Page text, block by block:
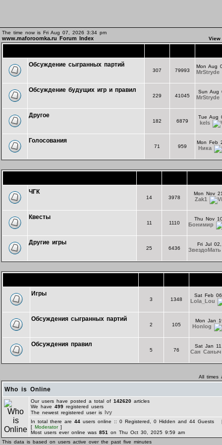
The time now is Fri Aug 07, 2026 3:34 pm
www.maforoomka.ru Forum Index View
Обсуждение сыгранных партий
307 79993
Mon Aug
MrStryde
Обсуждение будущих игр и правил
229 41045
Sun Aug
MrStryde
Другое
182 6879
Tue Aug
kels
Голосования
71 959
Mon Feb
Ника
ЧГК
14 3978
Mon Nov
Zak1
Квесты
11 1110
Thu Nov
Бонимир
Другие игры
25 6436
Fri Jul
ЗвездоМать
Игры
3 1348
Sat Feb
Lola_Lou
Обсуждения сыгранных партий
2 105
Mon Jan
Honlog
Обсуждения правил
5 76
Sat Jan
Сан Саныч
All times
Who is Online
Our users have posted a total of 142620 articles
We have 499 registered users
The newest registered user is Ivy
In total there are 44 users online :: 0 Registered, 0 Hidden and 44
[ Moderator]
Most users ever online was 851
on Thu Oct 30, 2025 9:59 am
This data is based on users active over the past five minutes